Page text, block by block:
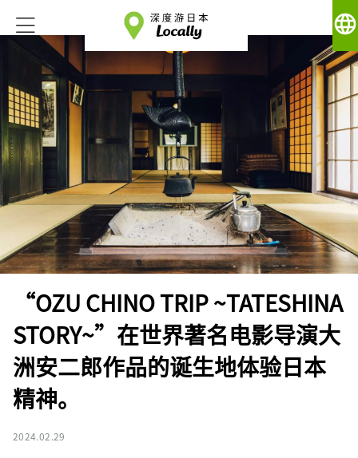
language
“OZU CHINO TRIP ~TATESHINA
STORY~”在世界著名电影导演大
洲安二郎作品的诞生地体验日本
精神。
2024.02.29